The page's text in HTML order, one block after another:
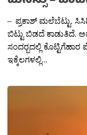
– ಪ್ರಕಾಶ್‌ ಮಲೆಬೆಟ್ಟು.
ಬಿಟ್ಟು ಬಿಡದೆ ಕಾಡುತಿದೆ.
ಸಂದರ‍್ಬದಲ್ಲಿ
ಇಕ್ಕೆಲಗಳಲ್ಲಿ...